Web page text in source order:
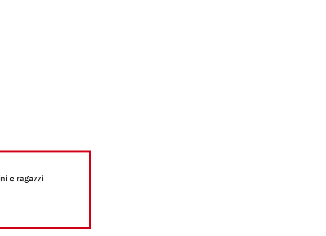
e ragazzi